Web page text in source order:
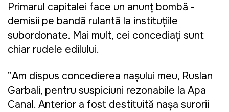
Primarul capitalei face un anunț bombă -
demisii pe bandă rulantă la instituțiile
subordonate. Mai mult, cei concediați sunt
chiar rudele edilului.
”Am dispus concedierea nașului meu, Ruslan
Garbali, pentru suspiciuni rezonabile la Apa
Canal. Anterior a fost destituită nașa surorii